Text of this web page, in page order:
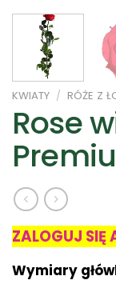
KWIATY / RÓŻE Z
Rose
ZALOGUJ SIĘ
Wymiary